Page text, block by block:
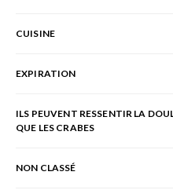
CUISINE
EXPIRATION
ILS PEUVENT RESSENTIR LA
QUE LES CRABES
NON CLASSÉ